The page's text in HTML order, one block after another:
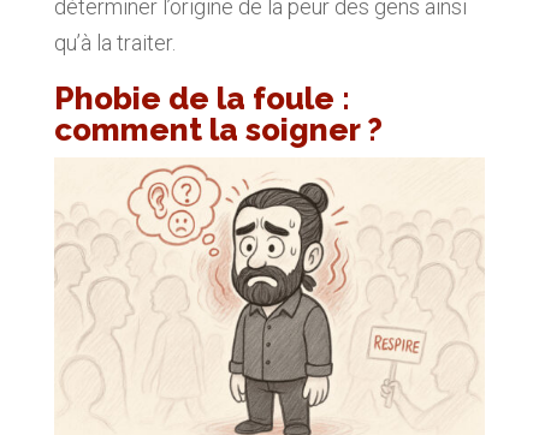
déterminer l’origine de la peur des gens ainsi
qu’à la traiter.
Phobie de la foule :
comment la soigner ?